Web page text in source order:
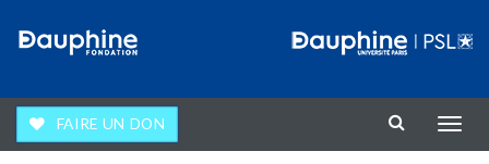
FAIRE UN DON
la